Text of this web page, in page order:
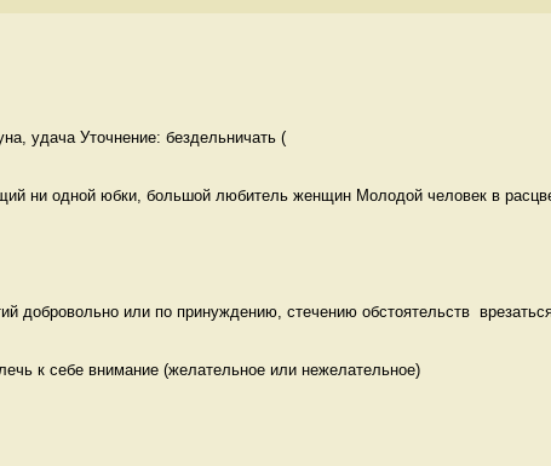
удача Уточнение: бездельничать (
ни одной юбки, большой любитель женщин Молодой человек в
добровольно или по принуждению, стечению обстоятельств
к себе внимание (желательное или нежелательное)